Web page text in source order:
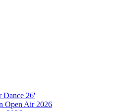
Dance 26'
Open Air 2026